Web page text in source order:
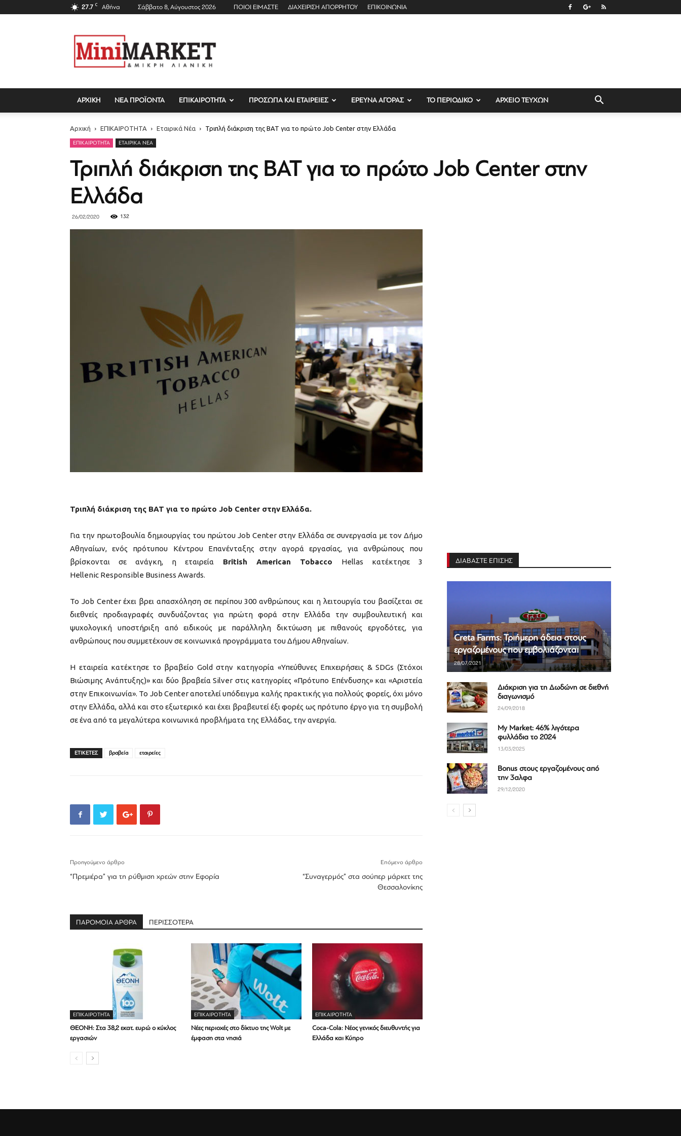
27.7 C Αθήνα Σάββατο 8, Αύγουστος 2026 ΠΟΙΟΙ ΕΙΜΑΣΤΕ ΔΙΑΧΕΙΡΙΣΗ ΑΠΟΡΡΗΤΟΥ ΕΠΙΚΟΙΝΩΝΙΑ
Mini
Market
Magazine
ΑΡΧΙΚΗ ΝΕΑ ΠΡΟΪΟΝΤΑ ΕΠΙΚΑΙΡΟΤΗΤΑ ΠΡΟΣΩΠΑ ΚΑΙ ΕΤΑΙΡΕΙΕΣ ΕΡΕΥΝΑ ΑΓΟΡΑΣ ΤΟ ΠΕΡΙΟΔΙΚΟ ΑΡΧΕΙΟ ΤΕΥΧΩΝ
Αρχική ΕΠΙΚΑΙΡΟΤΗΤΑ Εταιρικά Νέα Τριπλή διάκριση της ΒΑΤ για το πρώτο Job Center στην Ελλάδα
ΕΠΙΚΑΙΡΟΤΗΤΑ ΕΤΑΙΡΙΚΆ ΝΈΑ
Τριπλή διάκριση της ΒΑΤ για το πρώτο Job Center στην
Ελλάδα
26/02/2020 132
Τριπλή διάκριση της ΒΑΤ για το πρώτο Job Center στην Ελλάδα.
Για την πρωτοβουλία δημιουργίας του πρώτου Job Center στην Ελλάδα σε συνεργασία με τον Δήμο
Αθηναίων, ενός πρότυπου Κέντρου Επανένταξης στην αγορά εργασίας, για ανθρώπους που
βρίσκονται σε ανάγκη, η εταιρεία British American Tobacco
Hellas κατέκτησε 3
Hellenic Responsible Business Awards.
Το Job Center έχει βρει απασχόληση σε περίπου 300 ανθρώπους και η λειτουργία του βασίζεται σε
διεθνείς προδιαγραφές συνδυάζοντας για πρώτη φορά στην Ελλάδα την συμβουλευτική και
ψυχολογική υποστήριξη από ειδικούς με παράλληλη δικτύωση με πιθανούς εργοδότες, για
ανθρώπους που συμμετέχουν σε κοινωνικά προγράμματα του Δήμου Αθηναίων.
Η εταιρεία κατέκτησε το βραβείο Gold στην κατηγορία «Υπεύθυνες Επιχειρήσεις & SDGs (Στόχοι
Βιώσιμης Ανάπτυξης)» και δύο βραβεία Silver στις κατηγορίες «Πρότυπο Επένδυσης» και «Αριστεία
στην Επικοινωνία». Το Jοb Center αποτελεί υπόδειγμα καλής πρακτικής για πολλούς φορείς, όχι μόνο
στην Ελλάδα, αλλά και στο εξωτερικό και έχει βραβευτεί έξι φορές ως πρότυπο έργο για τη συμβολή
σε ένα από τα μεγαλύτερα κοινωνικά προβλήματα της Ελλάδας, την ανεργία.
ΕΤΙΚΕΤΕΣ βραβεία εταιρείες
Προηγούμενο άρθρο
“Πρεμιέρα” για τη ρύθμιση χρεών στην Εφορία
Επόμενο άρθρο
“Συναγερμός” στα σούπερ μάρκετ της
Θεσσαλονίκης
ΠΑΡΟΜΟΙΑ ΑΡΘΡΑ ΠΕΡΙΣΣΟΤΕΡΑ
ΕΠΙΚΑΙΡΟΤΗΤΑ
ΘΕΟΝΗ: Στα 38,2 εκατ. ευρώ ο κύκλος
εργασιών
ΕΠΙΚΑΙΡΟΤΗΤΑ
Νέες περιοχές στο δίκτυο της Wolt με
έμφαση στα νησιά
ΕΠΙΚΑΙΡΟΤΗΤΑ
Coca-Cola: Νέος γενικός διευθυντής για
Ελλάδα και Κύπρο
ΔΙΑΒΑΣΤΕ ΕΠΙΣΗΣ
Creta Farms: Τριήμερη άδεια στους
εργαζομένους που εμβολιάζονται
28/07/2021
Διάκριση για τη Δωδώνη σε διεθνή
διαγωνισμό
24/09/2018
My Market: 46% λιγότερα
φυλλάδια το 2024
13/03/2025
Bonus στους εργαζομένους από
την 3αλφα
29/12/2020